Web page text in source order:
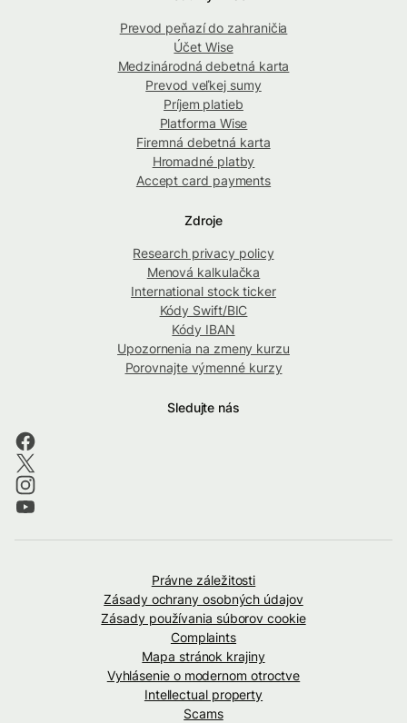
Prevod peňazí do zahraničia
Účet Wise
Medzinárodná debetná karta
Prevod veľkej sumy
Príjem platieb
Platforma Wise
Firemná debetná karta
Hromadné platby
Accept card payments
Zdroje
Research privacy policy
Menová kalkulačka
International stock ticker
Kódy Swift/BIC
Kódy IBAN
Upozornenia na zmeny kurzu
Porovnajte výmenné kurzy
Sledujte nás
Právne záležitosti
Zásady ochrany osobných údajov
Zásady používania súborov cookie
Complaints
Mapa stránok krajiny
Vyhlásenie o modernom otroctve
Intellectual property
Scams